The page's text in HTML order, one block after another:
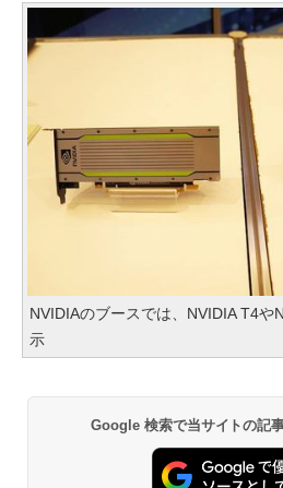
NVIDIAのブースでは、NVIDIA T4や
示
Google 検索で当サイトの記